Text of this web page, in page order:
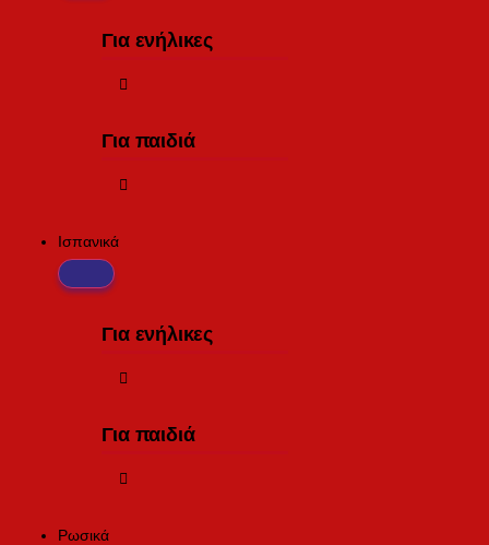
Για ενήλικες
Για παιδιά
Ισπανικά
Για ενήλικες
Για παιδιά
Ρωσικά